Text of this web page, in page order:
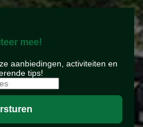
mee!
aanbiedingen, activiteiten en
tips!